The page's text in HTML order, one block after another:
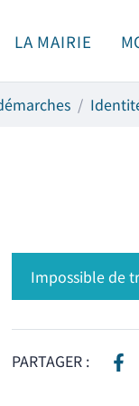
LA MAIRIE
Impossible de
PARTAGER :